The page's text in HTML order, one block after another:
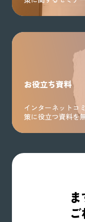
お役立ち資料
インターネットコ
策に役立つ資料を